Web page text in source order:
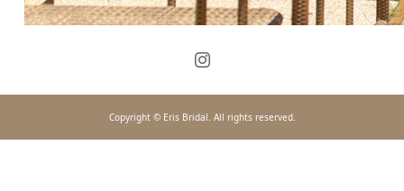
Copyright © Eris Bridal. All rights reserved.